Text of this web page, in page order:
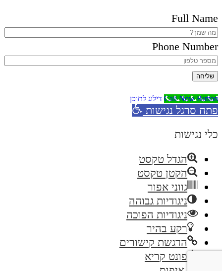
Full Name
Phone Number
שליחה
Call Now Button דילוג לתוכן
פתח סרגל נגישות
כלי נגישות
הגדל טקסט
הקטן טקסט
גווני אפור
ניגודיות גבוהה
ניגודיות הפוכה
רקע בהיר
הדגשת קישורים
פונט קריא